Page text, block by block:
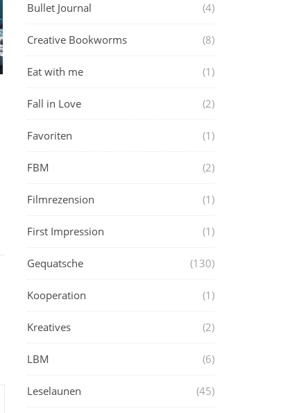
Bullet Journal (4)
Creative Bookworms (8)
Eat with me (1)
Fall in Love (2)
Favoriten (1)
FBM (2)
Filmrezension (1)
First Impression (1)
Gequatsche (130)
Kooperation (1)
Kreatives (2)
LBM (6)
Leselaunen (45)